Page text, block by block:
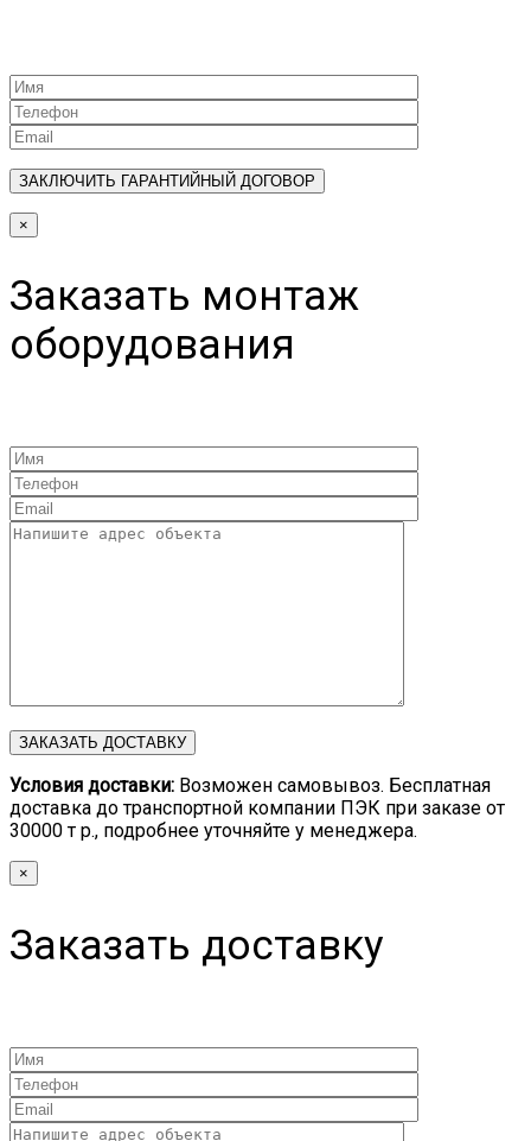
×
Заказать монтаж
оборудования
Условия доставки: Возможен самовывоз. Бесплатная
доставка до транспортной компании ПЭК при заказе от
30000 т р., подробнее уточняйте у менеджера.
×
Заказать доставку